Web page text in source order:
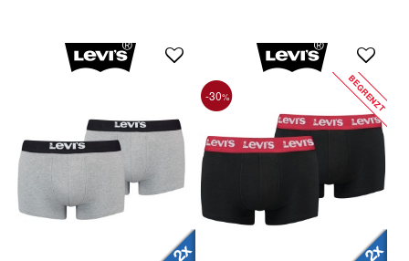
-30% BEGRENZT